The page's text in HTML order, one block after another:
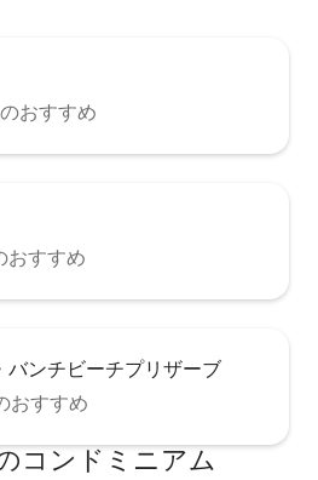
トな書斎／オ
ィオ席 - 穏やか
動物の姿 - 季
ゴー） - 2,000
地の静かなエリ
満ちたダウン
アの最高の場
での一日、ボ
留意点は
2台分の駐車場
は保証されてい
用いただける
インテリア
おすすめ
おすすめ
バンチビーチプリザーブ
おすすめ
コンドミニアム